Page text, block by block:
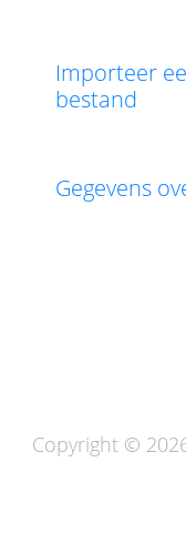
Importeer
bestand
Gegevens
Copyright ©